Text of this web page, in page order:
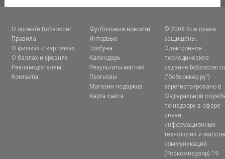
О проекте Bobsoccer
Правила
О фишках и карточках
О баллах и уровнях
Рекламодателям
Контакты
Футбольные новости
Интервью
Трибуна
Календарь
Результаты матчей
Прогнозы
Магазин подарков
Карта сайта
© 2009 Все права
защищены.
Электронное
периодическое
издание bobsoccer.ru
("бобсоккер.ру")
зарегистрировано в
Федеральной
по надзору в сфере
связи,
информационных
технологий и
коммуникаций
(Роскомнадзор) 19